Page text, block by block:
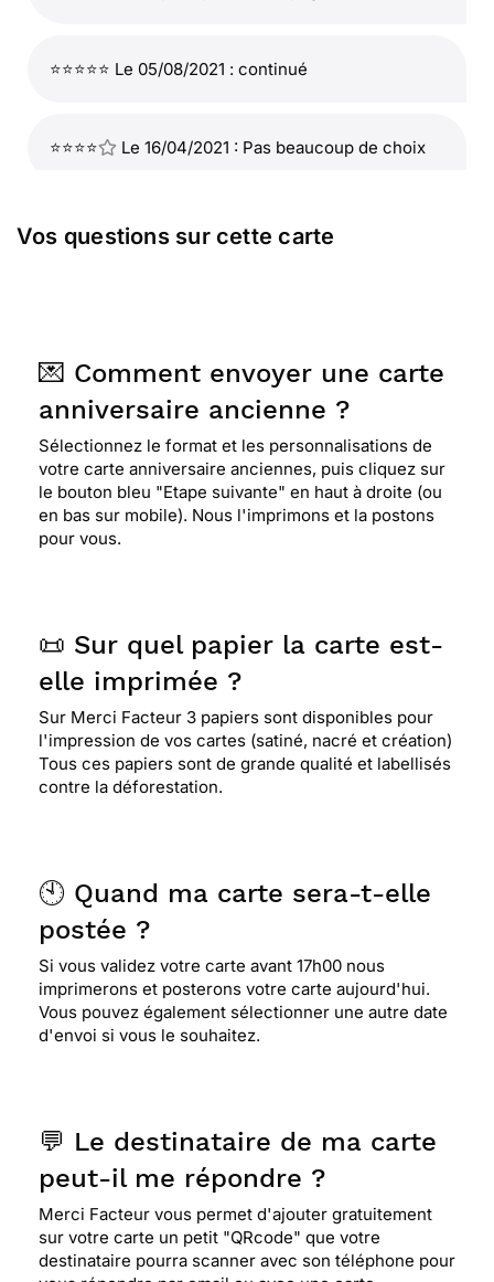
⭐⭐⭐⭐⭐ Le 05/08/2021 : continué
⭐⭐⭐⭐ Le 16/04/2021 : Pas beaucoup de choix
Le 19/11/2020 : Pas mal
⭐⭐⭐⭐ Le 01/05/2020 : Tres pratique
⭐⭐⭐⭐ Le 29/12/2019 : Bien
⭐⭐⭐⭐
Le 28/03/2019 : Je la trouve assez
⭐⭐⭐⭐
Le 27/09/2016 : Le jeu de mot est
⭐⭐⭐⭐⭐ Le 19/05/2016 : Cette carte est destinée à
une vieille dame; je la trouve très
"rafraîchissante" avec son petit côté vieillot !
une amie je la trouve mimi
⭐⭐⭐⭐⭐ Le 26/08/2014 : J aime et elle est super et
originale
Le 30/05/2014 : Pour un amateur de pub
ancienne qu'évoque la fraîcheur de cette
illustration et j'ai de fait oublié la date
d'anniversaire...........
Vos questions sur cette carte
💌 Comment envoyer une carte
anniversaire ancienne ?
Sélectionnez le format et les personnalisations de
votre carte anniversaire anciennes, puis cliquez sur
le bouton bleu "Etape suivante" en haut à droite (ou
en bas sur mobile). Nous l'imprimons et la postons
pour vous.
📜 Sur quel papier la carte est-
elle imprimée ?
Sur Merci Facteur 3 papiers sont disponibles pour
l'impression de vos cartes (satiné, nacré et création)
Tous ces papiers sont de grande qualité et labellisés
contre la déforestation.
🕙 Quand ma carte sera-t-elle
postée ?
Si vous validez votre carte avant 17h00 nous
imprimerons et posterons votre carte aujourd'hui.
Vous pouvez également sélectionner une autre date
d'envoi si vous le souhaitez.
💬 Le destinataire de ma carte
peut-il me répondre ?
Merci Facteur vous permet d'ajouter gratuitement
sur votre carte un petit "QRcode" que votre
destinataire pourra scanner avec son téléphone pour